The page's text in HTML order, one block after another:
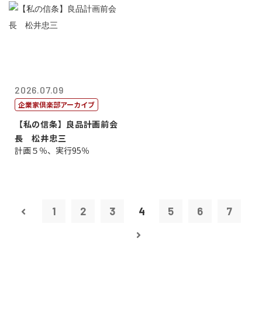
2026.07.09
企業家倶楽部アーカイブ
【私の信条】良品計画前会
長 松井忠三
計画５％、実行95％
1 2 3 4 5 6 7